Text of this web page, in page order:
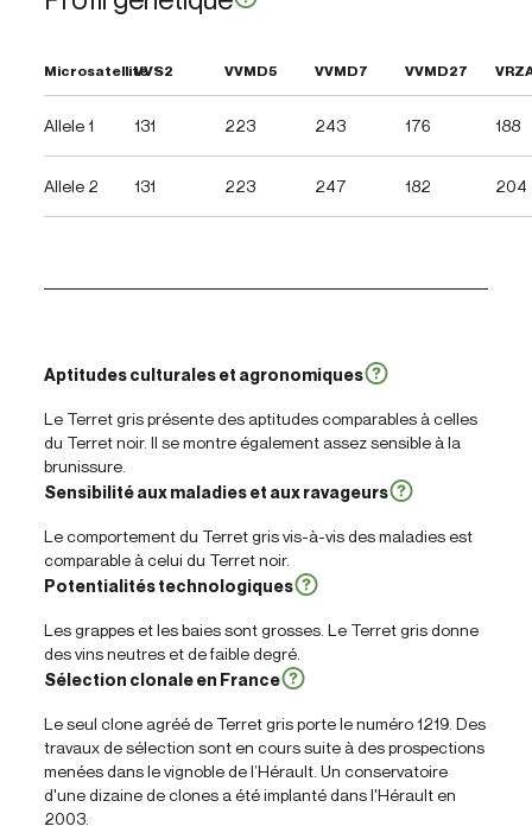
MicrosatelliteVVS2 VVMD5 VVMD7 VVMD27
Allele 1 131 223 243 176 188
Allele 2 131 223 247 182 204
Aptitudes culturales et agronomiques
Le Terret gris présente des aptitudes comparables à celles
du Terret noir. Il se montre également assez sensible à la
brunissure.
Sensibilité aux maladies et aux ravageurs
Le comportement du Terret gris vis-à-vis des maladies est
comparable à celui du Terret noir.
Potentialités technologiques
Les grappes et les baies sont grosses. Le Terret gris donne
des vins neutres et de faible degré.
Sélection clonale en France
Le seul clone agréé de Terret gris porte le numéro 1219. Des
travaux de sélection sont en cours suite à des prospections
menées dans le vignoble de l’Hérault. Un conservatoire
d'une dizaine de clones a été implanté dans l'Hérault en
2003.